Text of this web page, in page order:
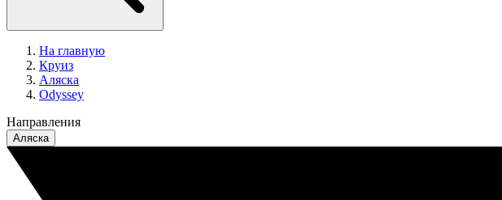
На главную
Круиз
Аляска
Odyssey
Направления
Аляска